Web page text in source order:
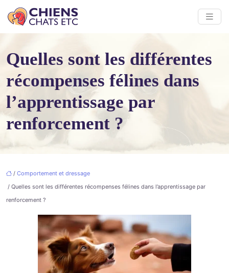
Quelles sont les différentes
récompenses félines dans
l’apprentissage par
renforcement ?
/ Comportement et dressage
/ Quelles sont les différentes récompenses félines dans l’apprentissage par
renforcement ?